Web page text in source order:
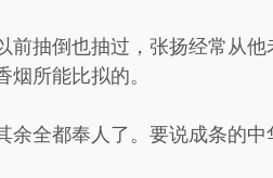
前抽倒也抽过，张扬经常从
所能比拟的。
全都奉人了。要说成条的